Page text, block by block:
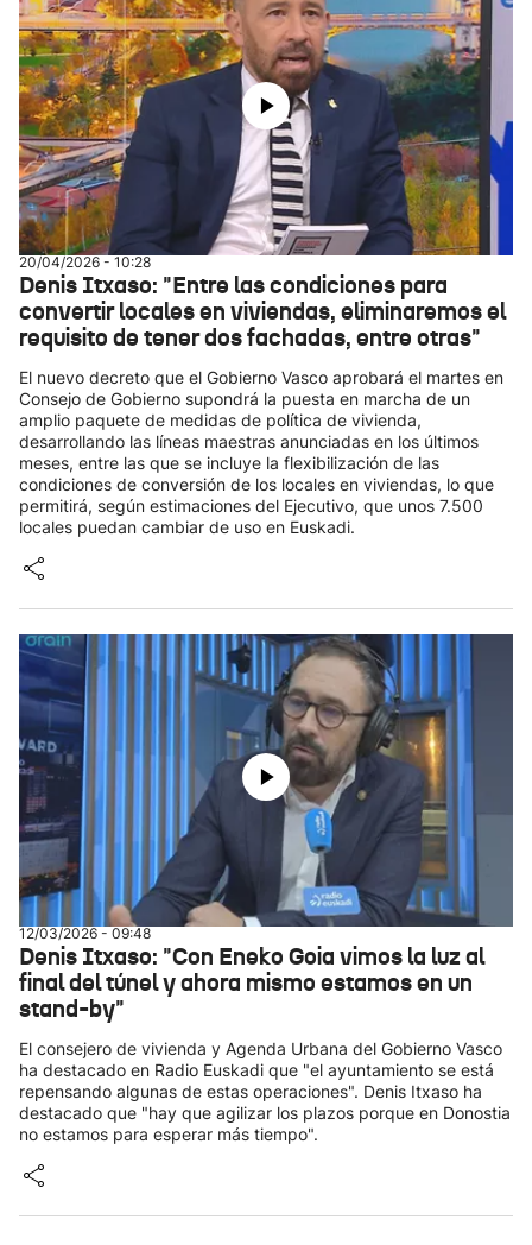
20/04/2026 - 10:28
Denis Itxaso: "Entre las condiciones para
convertir locales en viviendas, eliminaremos el
requisito de tener dos fachadas, entre otras"
El nuevo decreto que el Gobierno Vasco aprobará el martes en
Consejo de Gobierno supondrá la puesta en marcha de un
amplio paquete de medidas de política de vivienda,
desarrollando las líneas maestras anunciadas en los últimos
meses, entre las que se incluye la flexibilización de las
condiciones de conversión de los locales en viviendas, lo que
permitirá, según estimaciones del Ejecutivo, que unos 7.500
locales puedan cambiar de uso en Euskadi.
12/03/2026 - 09:48
Denis Itxaso: "Con Eneko Goia vimos la luz al
final del túnel y ahora mismo estamos en un
stand-by"
El consejero de vivienda y Agenda Urbana del Gobierno Vasco
ha destacado en Radio Euskadi que "el ayuntamiento se está
repensando algunas de estas operaciones". Denis Itxaso ha
destacado que "hay que agilizar los plazos porque en Donostia
no estamos para esperar más tiempo".